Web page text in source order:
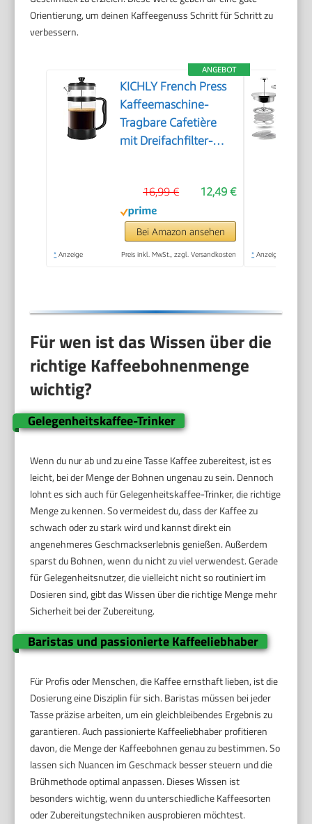
Orientierung, um deinen Kaffeegenuss Schritt für Schritt zu
verbessern.
ANGEBOT
KICHLY French Press
Kaffeemaschine-
Tragbare Cafetière
mit Dreifachfilter-
Große Karaffe-
1000ml / 1 litre /
34Oz - Schwarz
12,49 €
16,99 €
Bei Amazon ansehen
* Anzeige Preis inkl. MwSt., zzgl. Versandkosten * Anzeige
Für wen ist das Wissen über die
richtige Kaffeebohnenmenge
wichtig?
Gelegenheitskaffee-Trinker
Wenn du nur ab und zu eine Tasse Kaffee zubereitest, ist es
leicht, bei der Menge der Bohnen ungenau zu sein. Dennoch
lohnt es sich auch für Gelegenheitskaffee-Trinker, die richtige
Menge zu kennen. So vermeidest du, dass der Kaffee zu
schwach oder zu stark wird und kannst direkt ein
angenehmeres Geschmackserlebnis genießen. Außerdem
sparst du Bohnen, wenn du nicht zu viel verwendest. Gerade
für Gelegenheitsnutzer, die vielleicht nicht so routiniert im
Dosieren sind, gibt das Wissen über die richtige Menge mehr
Sicherheit bei der Zubereitung.
Baristas und passionierte Kaffeeliebhaber
Für Profis oder Menschen, die Kaffee ernsthaft lieben, ist die
Dosierung eine Disziplin für sich. Baristas müssen bei jeder
Tasse präzise arbeiten, um ein gleichbleibendes Ergebnis zu
garantieren. Auch passionierte Kaffeeliebhaber profitieren
davon, die Menge der Kaffeebohnen genau zu bestimmen. So
lassen sich Nuancen im Geschmack besser steuern und die
Brühmethode optimal anpassen. Dieses Wissen ist
besonders wichtig, wenn du unterschiedliche Kaffeesorten
oder Zubereitungstechniken ausprobieren möchtest.